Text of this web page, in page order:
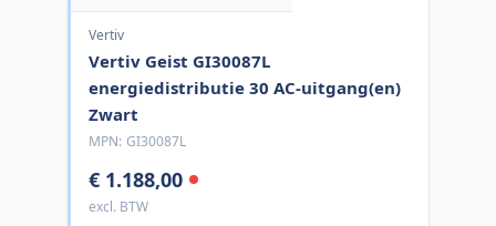
Vertiv
Vertiv Geist GI30087L
energiedistributie 30 AC-uitgang(en)
Zwart
MPN: GI30087L
€ 1.188,00
excl. BTW